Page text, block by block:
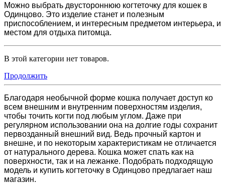
Можно выбрать двустороннюю когтеточку для кошек в
Одинцово. Это изделие станет и полезным
приспособлением, и интересным предметом интерьера, и
местом для отдыха питомца.
В этой категории нет товаров.
Продолжить
Благодаря необычной форме кошка получает доступ ко
всем внешним и внутренним поверхностям изделия,
чтобы точить когти под любым углом. Даже при
регулярном использовании она на долгие годы сохранит
первозданный внешний вид. Ведь прочный картон и
внешне, и по некоторым характеристикам не отличается
от натурального дерева. Кошка может спать как на
поверхности, так и на лежанке. Подобрать подходящую
модель и купить когтеточку в Одинцово предлагает наш
магазин.